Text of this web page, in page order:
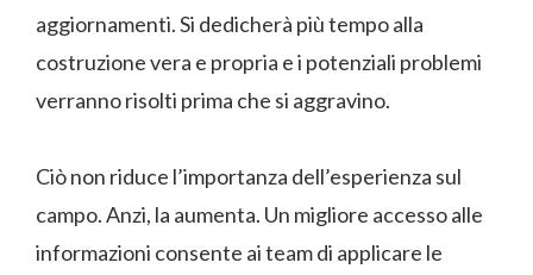
aggiornamenti. Si dedicherà più tempo alla
costruzione vera e propria e i potenziali problemi
verranno risolti prima che si aggravino.
Ciò non riduce l’importanza dell’esperienza sul
campo. Anzi, la aumenta. Un migliore accesso alle
informazioni consente ai team di applicare le